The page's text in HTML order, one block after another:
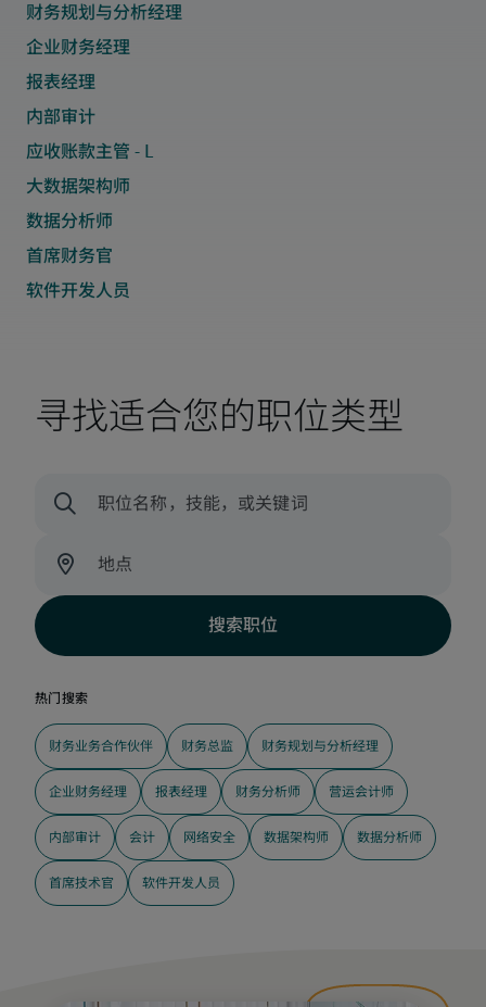
寻找适合您的职位类型
财务业务合作伙伴 财务总监 财务规划与分析经理
企业财务经理 报表经理 财务分析师 营运会计师
内部审计 会计 网络安全 数据架构师 数据分析师
首席技术官 软件开发人员